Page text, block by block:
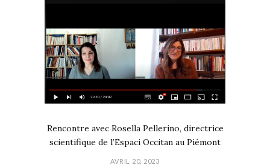
Rencontre avec Rosella Pellerino, directrice
scientifique de l’Espaci Occitan au Piémont
AVRIL 20, 2023